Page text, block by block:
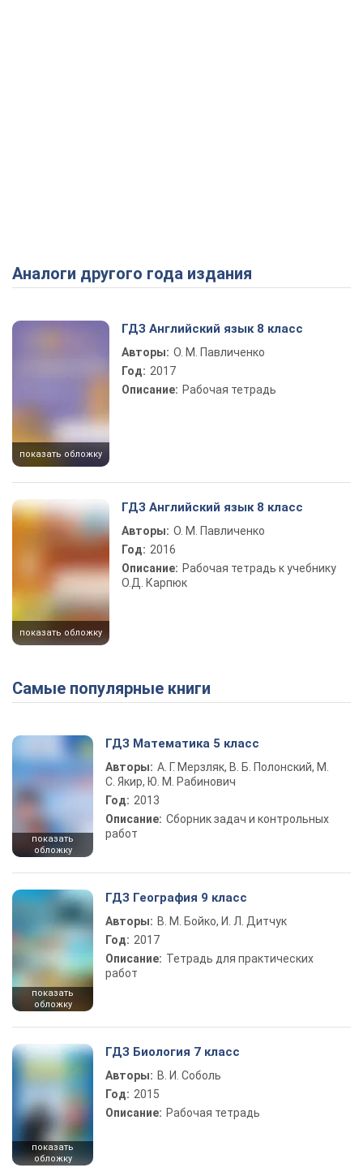
Аналоги другого года издания
показать обложку
ГДЗ Английский язык 8 класс
Авторы: О. М. Павличенко
Год: 2017
Описание: Рабочая тетрадь
показать обложку
ГДЗ Английский язык 8 класс
Авторы: О. М. Павличенко
Год: 2016
Описание: Рабочая тетрадь к учебнику
О.Д. Карпюк
Самые популярные книги
показать
обложку
ГДЗ Математика 5 класс
Авторы: А. Г. Мерзляк, В. Б. Полонский, М.
С. Якир, Ю. М. Рабинович
Год: 2013
Описание: Сборник задач и контрольных
работ
показать
обложку
ГДЗ География 9 класс
Авторы: В. М. Бойко, И. Л. Дитчук
Год: 2017
Описание: Тетрадь для практических
работ
показать
обложку
ГДЗ Биология 7 класс
Авторы: В. И. Соболь
Год: 2015
Описание: Рабочая тетрадь